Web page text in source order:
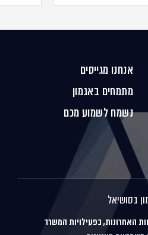
אנחנו מגייסים
מתמחים באגמון
נשמח לשמוע מכם
בסושיאל
האחרונות, בפעילויות המשרד